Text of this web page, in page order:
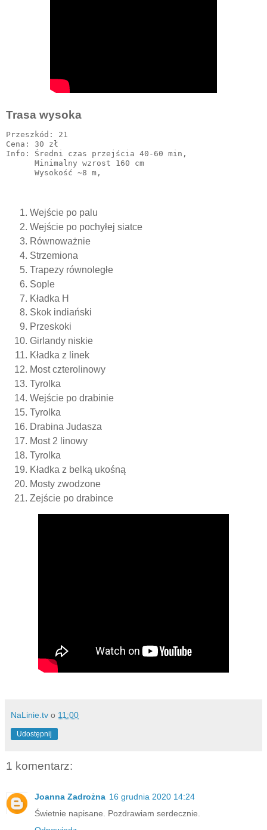
Trasa wysoka
Przeszkód: 21
Cena: 30 zł
Info: Średni czas przejścia 40-60 min,
      Minimalny wzrost 160 cm
Wejście po palu
Wejście po pochyłej siatce
Równoważnie
Strzemiona
Trapezy równoległe
Sople
Kładka H
Skok indiański
Przeskoki
Girlandy niskie
Kładka z linek
Most czterolinowy
Tyrolka
Wejście po drabinie
Tyrolka
Drabina Judasza
Most 2 linowy
Tyrolka
Kładka z belką ukośną
Mosty zwodzone
Zejście po drabince
NaLinie.tv o 11:00
Udostępnij
1 komentarz:
Joanna Zadrożna 16 grudnia 2020 14:24
Świetnie napisane. Pozdrawiam serdecznie.